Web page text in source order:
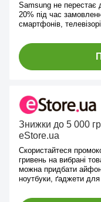
Samsung не перестає
20% під час
смартфонів,
Знижки до 5 000
eStore.ua
Скористайтеся
гривень на вибрані
можна придбати
ноутбуки, ґаджети